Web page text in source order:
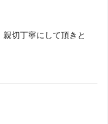
切丁寧にして頂きとても